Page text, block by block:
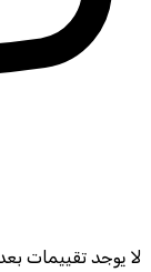
لا يوجد تقييمات